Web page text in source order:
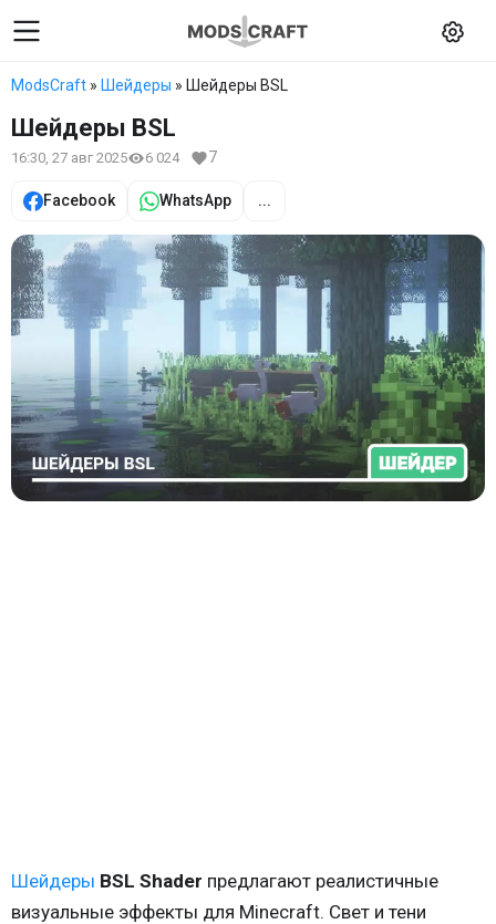
ModsCraft » Шейдеры » Шейдеры BSL
Шейдеры BSL
16:30, 27 авг 2025 6 024 7
Facebook WhatsApp ...
Шейдеры BSL Shader предлагают реалистичные
визуальные эффекты для Minecraft. Свет и тени